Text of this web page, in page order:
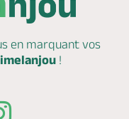
en marquantvos
!